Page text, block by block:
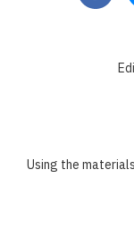
Using the